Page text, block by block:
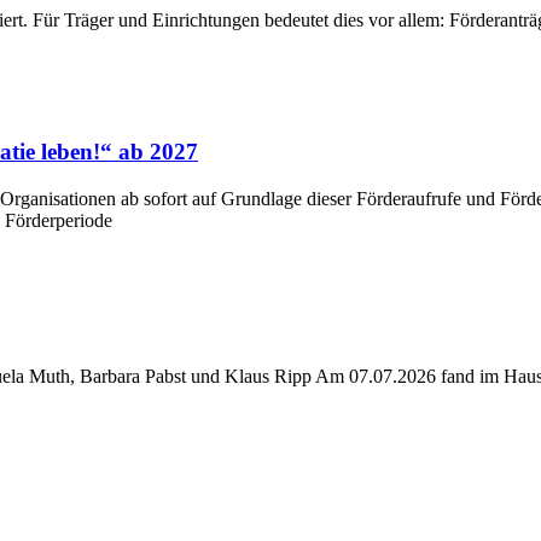
Für Träger und Einrichtungen bedeutet dies vor allem:
leben!“ ab 2027
ab sofort auf Grundlage dieser Förderaufrufe und
Muth, Barbara Pabst und Klaus Ripp Am 07.07.2026 fand im